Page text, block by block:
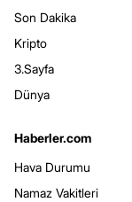
Son Dakika
Kripto
3.Sayfa
Dünya
Haberler.com
Hava Durumu
Namaz Vakitleri